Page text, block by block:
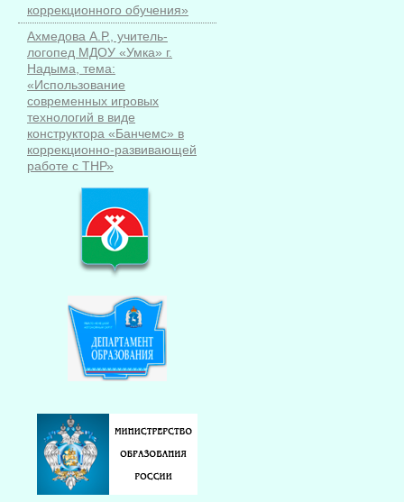
коррекционного обучения»
Ахмедова А.Р., учитель-
логопед МДОУ «Умка» г.
Надыма, тема:
«Использование
современных игровых
технологий в виде
конструктора «Банчемс» в
коррекционно-развивающей
работе с ТНР»